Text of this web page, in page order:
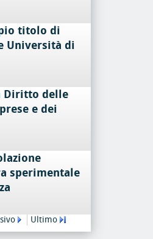
titolo di
Università di
Diritto delle
e dei
sperimentale
Ultimo